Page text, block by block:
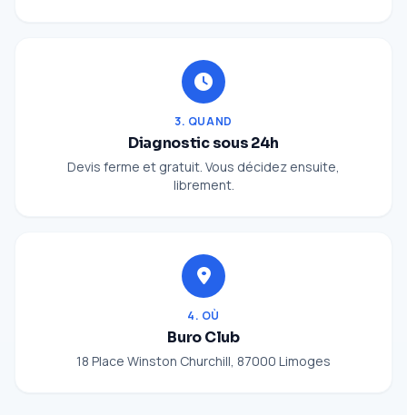
3. QUAND
Diagnostic sous 24h
Devis ferme et gratuit. Vous décidez ensuite,
librement.
4. OÙ
Buro Club
18 Place Winston Churchill, 87000 Limoges